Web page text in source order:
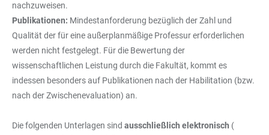
nachzuweisen.
Publikationen: Mindestanforderung bezüglich der Zahl und
Qualität der für eine außerplanmäßige Professur erforderlichen
werden nicht festgelegt. Für die Bewertung der
wissenschaftlichen Leistung durch die Fakultät, kommt es
indessen besonders auf Publikationen nach der Habilitation (bzw.
nach der Zwischenevaluation) an.
Die folgenden Unterlagen sind ausschließlich elektronisch (